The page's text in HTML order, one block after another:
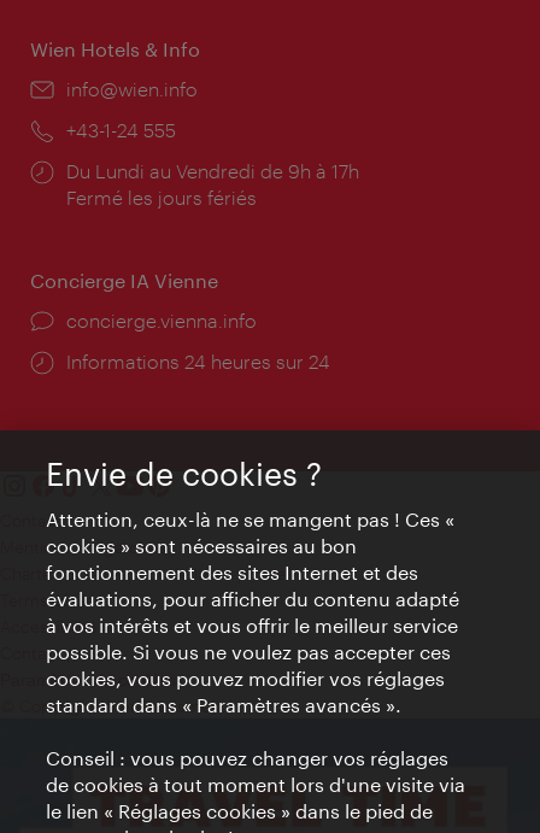
Wien Hotels & Info
E-
info@wien.info
Téléphone:
+43-1-24 555
Horaires
d'ouverture:
Du Lundi au Vendredi de 9h à 17h
Fermé les jours fériés
Concierge IA Vienne
Ort:
concierge.vienna.info
Öffnungszeiten:
Informations 24 heures sur 24
Contact
Mentions obligatoires
Charte sur le respect de la vie privée
Terms of Use
Accessibilité
Contact presse
Paramètres de cookies
© Copyright WienTourismus
Envie de cookies ?
Attention, ceux-là ne se mangent pas ! Ces «
cookies » sont nécessaires au bon
fonctionnement des sites Internet et des
évaluations, pour afficher du contenu adapté
à vos intérêts et vous offrir le meilleur service
possible. Si vous ne voulez pas accepter ces
cookies, vous pouvez modifier vos réglages
standard dans « Paramètres avancés ».
Conseil : vous pouvez changer vos réglages
de cookies à tout moment lors d'une visite via
le lien « Réglages cookies » dans le pied de